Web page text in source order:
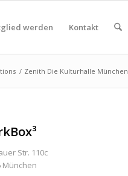
werden Kontakt
/ Zenith Die Kulturhalle München
Str. 110c
München